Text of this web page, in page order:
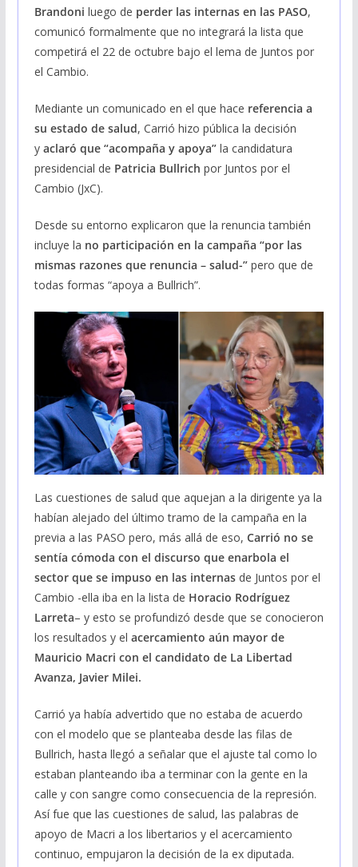
Brandoni luego de perder las internas en las PASO,
comunicó formalmente que no integrará la lista que
competirá el 22 de octubre bajo el lema de Juntos por
el Cambio.
Mediante un comunicado en el que hace referencia a
su estado de salud, Carrió hizo pública la decisión
y aclaró que “acompaña y apoya” la candidatura
presidencial de Patricia Bullrich por Juntos por el
Cambio (JxC).
Desde su entorno explicaron que la renuncia también
incluye la no participación en la campaña “por las
mismas razones que renuncia – salud-” pero que de
todas formas “apoya a Bullrich”.
Las cuestiones de salud que aquejan a la dirigente ya la
habían alejado del último tramo de la campaña en la
previa a las PASO pero, más allá de eso, Carrió no se
sentía cómoda con el discurso que enarbola el
sector que se impuso en las internasde Juntos por el
Cambio -ella iba en la lista de Horacio Rodríguez
Larreta– y esto se profundizó desde que se conocieron
los resultados y el acercamiento aún mayor de
Mauricio Macri con el candidato de La Libertad
Avanza, Javier Milei.
Carrió ya había advertido que no estaba de acuerdo
con el modelo que se planteaba desde las filas de
Bullrich, hasta llegó a señalar que el ajuste tal como lo
estaban planteando iba a terminar con la gente en la
calle y con sangre como consecuencia de la represión.
Así fue que las cuestiones de salud, las palabras de
apoyo de Macri a los libertarios y el acercamiento
continuo, empujaron la decisión de la ex diputada.